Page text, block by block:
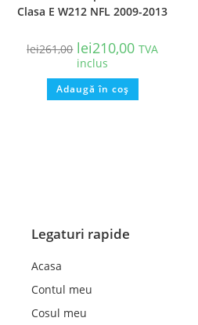
Clasa E W212 NFL 2009-2013
lei261,00 lei210,00 TVA
inclus
Adaugă în coș
Legaturi rapide
Acasa
Contul meu
Cosul meu